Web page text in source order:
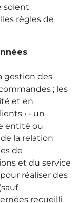
soient
règles de
gestion des
; les
et en
• • un
entité ou
la relation
de
et du service
réaliser des
recueilli